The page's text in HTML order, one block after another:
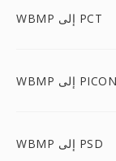
WBMP إلى PCT
WBMP إلى PICON
WBMP إلى PSD